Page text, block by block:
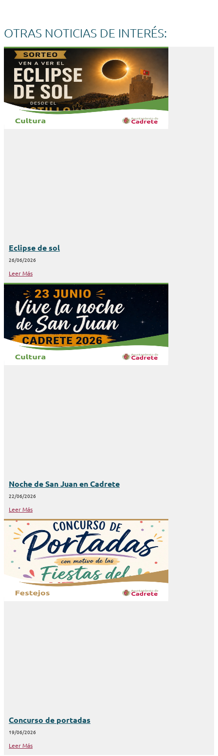
OTRAS NOTICIAS DE INTERÉS:
Eclipse de sol
26/06/2026
Leer Más
Noche de San Juan en Cadrete
22/06/2026
Leer Más
Concurso de portadas
19/06/2026
Leer Más